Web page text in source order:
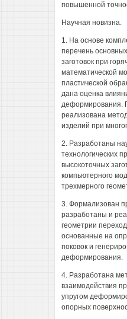
повышенной
Научная новизна.
1. На основе
перечень
заготовок при
математической
пластической
дана оценка
деформирования.
реализована
изделий при
2. Разработаны
технологических
высокоточных
компьютерного
трехмерного
3. Формализован
разработаны и
геометрии
основанные на
поковок и
деформирования.
4. Разработана
взаимодействия
упругом
опорных